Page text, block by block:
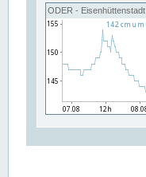
ODER - Eisenhüttenstadt